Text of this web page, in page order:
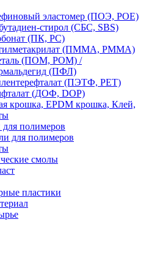
эластомер (ПОЭ, POE)
стирол (СБС, SBS)
(ПК, PC)
(ПММА, PMMA)
(ПОМ, POM) /
(ПФЛ)
(ПЭТФ, PET)
(ДОФ, DOP)
крошка, EPDM крошка, Клей,
для полимеров
для полимеров
смолы
пластики